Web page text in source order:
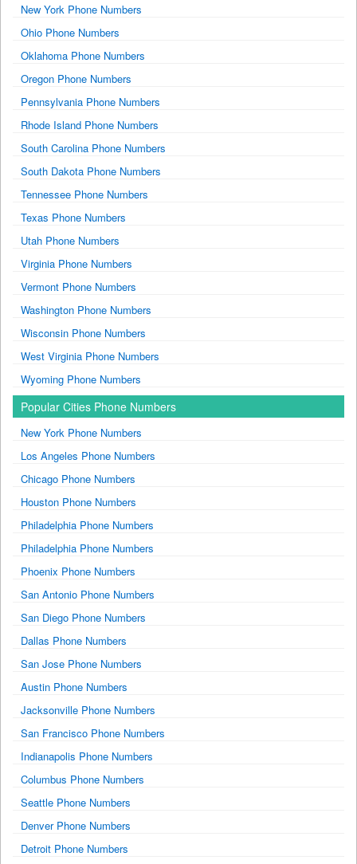
New York Phone Numbers
Ohio Phone Numbers
Oklahoma Phone Numbers
Oregon Phone Numbers
Pennsylvania Phone Numbers
Rhode Island Phone Numbers
South Carolina Phone Numbers
South Dakota Phone Numbers
Tennessee Phone Numbers
Texas Phone Numbers
Utah Phone Numbers
Virginia Phone Numbers
Vermont Phone Numbers
Washington Phone Numbers
Wisconsin Phone Numbers
West Virginia Phone Numbers
Wyoming Phone Numbers
Popular Cities Phone Numbers
New York Phone Numbers
Los Angeles Phone Numbers
Chicago Phone Numbers
Houston Phone Numbers
Philadelphia Phone Numbers
Philadelphia Phone Numbers
Phoenix Phone Numbers
San Antonio Phone Numbers
San Diego Phone Numbers
Dallas Phone Numbers
San Jose Phone Numbers
Austin Phone Numbers
Jacksonville Phone Numbers
San Francisco Phone Numbers
Indianapolis Phone Numbers
Columbus Phone Numbers
Seattle Phone Numbers
Denver Phone Numbers
Detroit Phone Numbers